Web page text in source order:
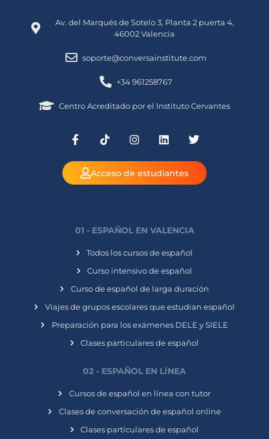
Av. del Marqués de Sotelo 3, Planta 2 puerta 4,
46002 Valencia
soporte@conversainstitute.com
+34 961258767
Centro Acreditado por el Instituto Cervantes
Acceso de estudiantes
01 - ESPAÑOL EN VALENCIA
Todos los cursos de español
Curso intensivo de español
Curso de español de larga duración
Viajes de grupos escolares que estudian español
Preparación para los exámenes DELE y SIELE
Clases particulares de español
02 - ESPAÑOL EN LÍNEA
Cursos de español en línea con tutor
Clases de conversación de español online
Clases particulares de español